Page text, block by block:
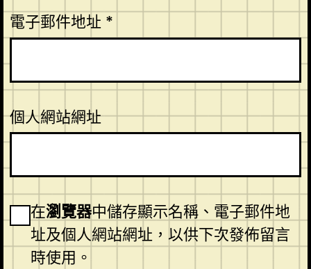
電子郵件地址 *
個人網站網址
在瀏覽器中儲存顯示名稱、電子郵件地
址及個人網站網址，以供下次發佈留言
時使用。